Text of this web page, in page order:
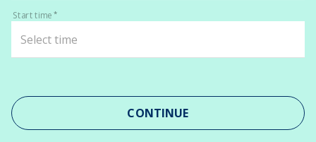
Start time
CONTINUE